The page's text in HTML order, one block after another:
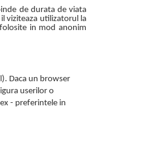
de durata de viata
viziteaza utilizatorul la
in mod anonim
Daca un browser
userilor o
- preferintele in